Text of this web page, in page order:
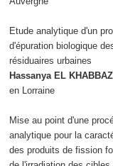
Etude analytique d'un
d'épuration biologique
résiduaires urbaines
Hassanya EL KHABBAZ
en Lorraine
Mise au point d'une
analytique pour la
des produits de fission